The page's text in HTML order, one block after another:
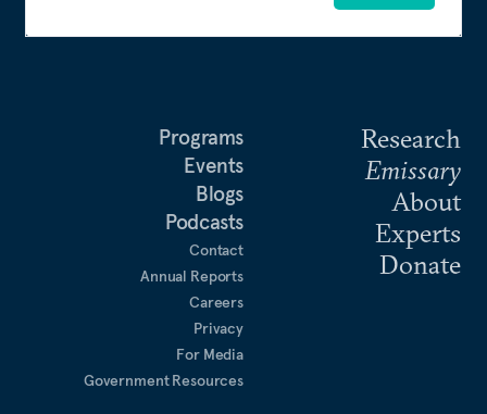
Research
Emissary
About
Experts
Donate
Programs
Events
Blogs
Podcasts
Contact
Annual Reports
Careers
Privacy
For Media
Government Resources